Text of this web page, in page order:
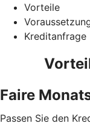
Vorteile
Kreditanfrage
Faire
Passen Sie den